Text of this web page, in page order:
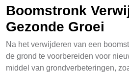
Boomstronk
Gezonde Groei
Na het verwijderen van een
de grond te voorbereiden voor
middel van grondverbeteringen,